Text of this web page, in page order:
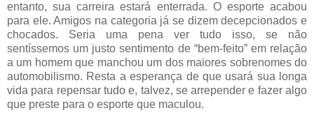
entanto, sua carreira estará enterrada. O esporte acabou
para ele. Amigos na categoria já se dizem decepcionados e
chocados. Seria uma pena ver tudo isso, se não
sentíssemos um justo sentimento de “bem-feito” em relação
a um homem que manchou um dos maiores sobrenomes do
automobilismo. Resta a esperança de que usará sua longa
vida para repensar tudo e, talvez, se arrepender e fazer algo
que preste para o esporte que maculou.